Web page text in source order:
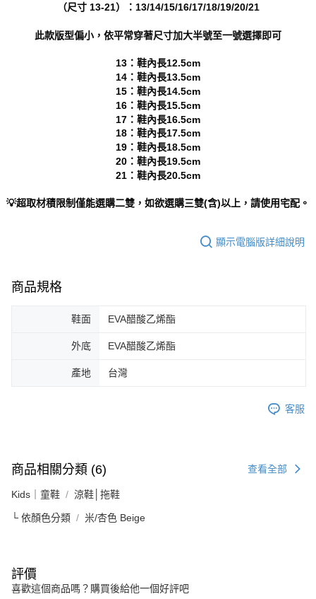
時審查核予不同之上限額度；若仍有額度不足之情形，本公司將視審查結果
５．嚴禁一人註冊多個帳號或使用他人資訊註冊。若發現惡意使用之情形，
恩沛科技股份有限公司將有權停止該用戶之使用額度並採取法律行動。
（尺寸 13-21）：13/14/15/16/17/18/19/20/21
此款版型偏小，依平常穿著尺寸加大半號至一號選擇即可
13：鞋內長12.5cm
14：鞋內長13.5cm
15：鞋內長14.5cm
16：鞋內長15.5cm
17：鞋內長16.5cm
18：鞋內長17.5cm
19：鞋內長18.5cm
20：鞋內長19.5cm
21：鞋內長20.5cm
💡超取材積限制僅能選購二雙，如欲選購三雙(含)以上，請使用宅配。
顯示電腦版詳細說明
商品規格
鞋面 EVA醋酸乙烯酯
外底 EVA醋酸乙烯酯
產地 台灣
客服
商品相關分類 (6) 查看全部
Kids｜童鞋 涼鞋│拖鞋
└ 依顏色分類 米/杏色 Beige
評價
喜歡這個商品嗎？購買後給他一個好評吧